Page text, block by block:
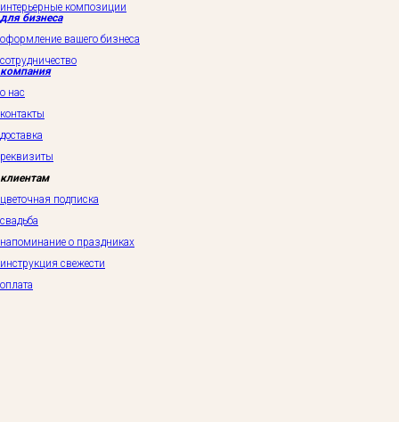
интерьерные композиции
для бизнеса
оформление вашего бизнеса
сотрудничество
компания
о нас
контакты
доставка
реквизиты
клиентам
цветочная подписка
свадьба
напоминание о праздниках
инструкция свежести
оплата